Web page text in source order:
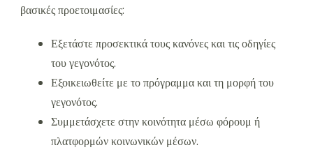
βασικές προετοιμασίες:
Εξετάστε προσεκτικά τους κανόνες και τις οδηγίες
του γεγονότος.
Εξοικειωθείτε με το πρόγραμμα και τη μορφή του
γεγονότος.
Συμμετάσχετε στην κοινότητα μέσω φόρουμ ή
πλατφορμών κοινωνικών μέσων.